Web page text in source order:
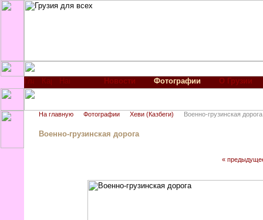
Новости Фотографии О Грузии
На главную Фотографии Хеви (Казбеги) Военно-грузинская дорога
Военно-грузинская дорога
«